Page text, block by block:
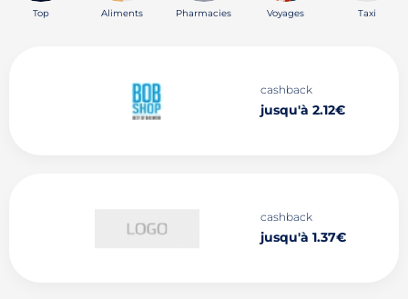
Top Aliments Pharmacies Voyages Taxi
cashback
jusqu'à 2.12€
cashback
jusqu'à 1.37€